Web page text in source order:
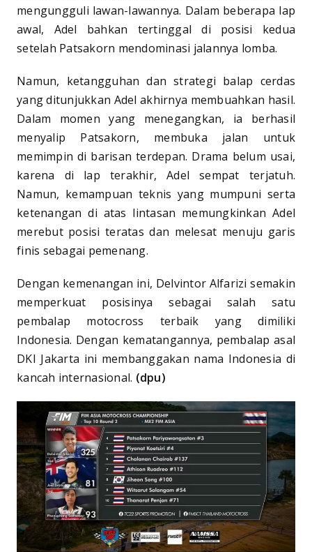
mengungguli lawan-lawannya. Dalam beberapa lap
awal, Adel bahkan tertinggal di posisi kedua
setelah Patsakorn mendominasi jalannya lomba.
Namun, ketangguhan dan strategi balap cerdas
yang ditunjukkan Adel akhirnya membuahkan hasil.
Dalam momen yang menegangkan, ia berhasil
menyalip Patsakorn, membuka jalan untuk
memimpin di barisan terdepan. Drama belum usai,
karena di lap terakhir, Adel sempat terjatuh.
Namun, kemampuan teknis yang mumpuni serta
ketenangan di atas lintasan memungkinkan Adel
merebut posisi teratas dan melesat menuju garis
finis sebagai pemenang.
Dengan kemenangan ini, Delvintor Alfarizi semakin
memperkuat posisinya sebagai salah satu
pembalap motocross terbaik yang dimiliki
Indonesia. Dengan kematangannya, pembalap asal
DKI Jakarta ini membanggakan nama Indonesia di
kancah internasional. (dpu)